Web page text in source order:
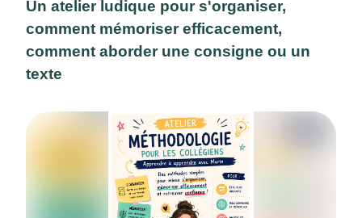
Un atelier ludique pour s'organiser,
comment mémoriser efficacement,
comment aborder une consigne ou un
texte